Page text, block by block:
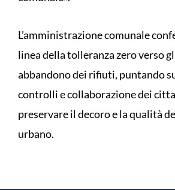
L’amministrazione comunale
linea della tolleranza zero verso
abbandono dei rifiuti, puntando
controlli e collaborazione dei
preservare il decoro e la qualità
urbano.